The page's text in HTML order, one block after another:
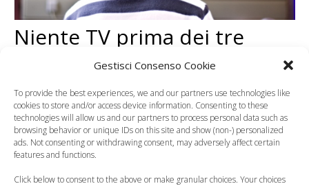
Gestisci Consenso Cookie
To provide the best experiences, we and our partners use technologies like
cookies to store and/or access device information. Consenting to these
technologies will allow us and our partners to process personal data such as
browsing behavior or unique IDs on this site and show (non-) personalized
ads. Not consenting or withdrawing consent, may adversely affect certain
features and functions.
Click below to consent to the above or make granular choices. Your choices
Niente TV prima dei tre
anni, a rischio la salute dei
nostri figli